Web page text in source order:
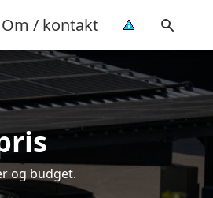
Om / kontakt
og budget.